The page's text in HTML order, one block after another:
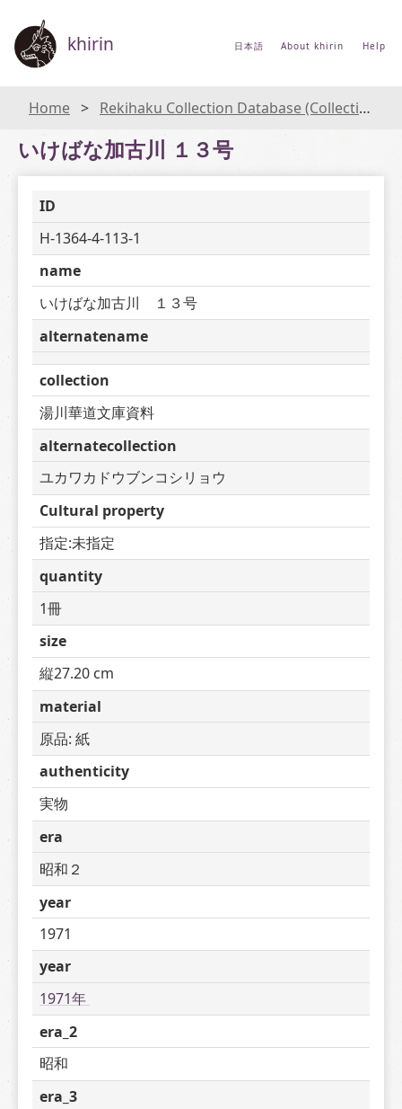
khirin 日本語 About khirin Help
Home Rekihaku Collection Database (Collections Database of the National Museum of Japanese History)
いけばな加古川 １３号
ID
H-1364-4-113-1
name
いけばな加古川　１３号
alternatename
collection
湯川華道文庫資料
alternatecollection
ユカワカドウブンコシリョウ
Cultural property
指定:未指定
quantity
1冊
size
縦27.20 cm
material
原品: 紙
authenticity
実物
era
昭和２
year
1971
year
1971年
era_2
昭和
era_3